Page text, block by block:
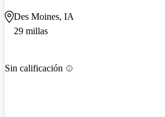
Des Moines, IA
29 millas
Sin calificación